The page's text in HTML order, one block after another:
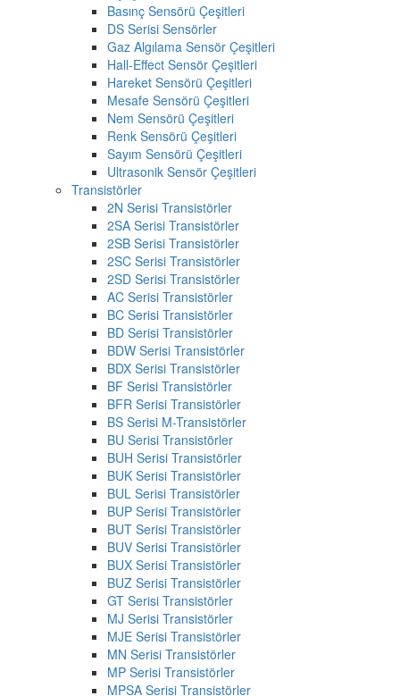
Basınç Sensörü Çeşitleri
DS Serisi Sensörler
Gaz Algılama Sensör Çeşitleri
Hall-Effect Sensör Çeşitleri
Hareket Sensörü Çeşitleri
Mesafe Sensörü Çeşitleri
Nem Sensörü Çeşitleri
Renk Sensörü Çeşitleri
Sayım Sensörü Çeşitleri
Ultrasonik Sensör Çeşitleri
Transistörler
2N Serisi Transistörler
2SA Serisi Transistörler
2SB Serisi Transistörler
2SC Serisi Transistörler
2SD Serisi Transistörler
AC Serisi Transistörler
BC Serisi Transistörler
BD Serisi Transistörler
BDW Serisi Transistörler
BDX Serisi Transistörler
BF Serisi Transistörler
BFR Serisi Transistörler
BS Serisi M-Transistörler
BU Serisi Transistörler
BUH Serisi Transistörler
BUK Serisi Transistörler
BUL Serisi Transistörler
BUP Serisi Transistörler
BUT Serisi Transistörler
BUV Serisi Transistörler
BUX Serisi Transistörler
BUZ Serisi Transistörler
GT Serisi Transistörler
MJ Serisi Transistörler
MJE Serisi Transistörler
MN Serisi Transistörler
MP Serisi Transistörler
MPSA Serisi Transistörler